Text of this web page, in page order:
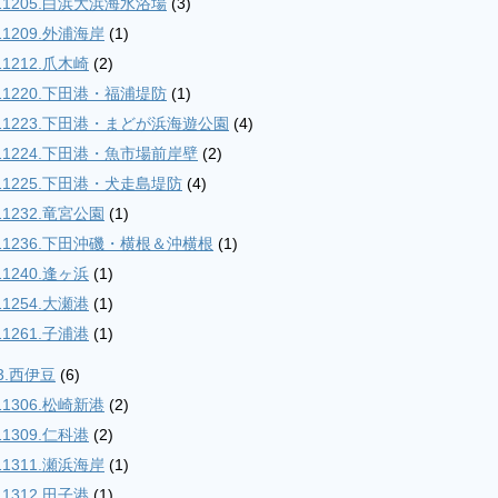
外浦海岸 (1)
爪木崎 (2)
下田港・福浦堤防 (1)
下田港・まどが浜海遊公園 (4)
下田港・魚市場前岸壁 (2)
下田港・犬走島堤防 (4)
竜宮公園 (1)
下田沖磯・横根＆沖横根 (1)
逢ヶ浜 (1)
大瀬港 (1)
子浦港 (1)
西伊豆 (6)
松崎新港 (2)
仁科港 (2)
瀬浜海岸 (1)